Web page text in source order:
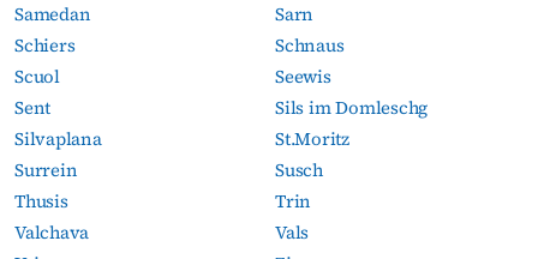
Samedan
Sarn
Schiers
Schnaus
Scuol
Seewis
Sent
Sils im Domleschg
Silvaplana
St.Moritz
Surrein
Susch
Thusis
Trin
Valchava
Vals